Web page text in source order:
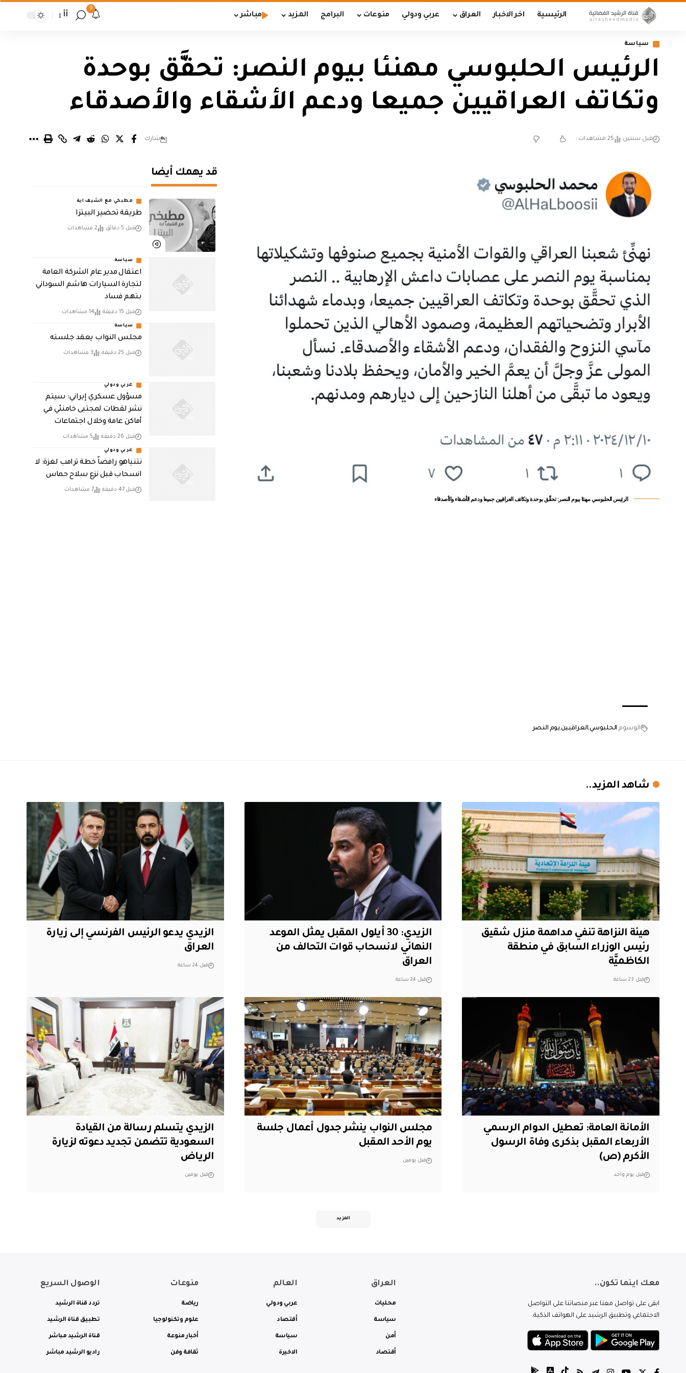
الرئيسية اخر الاخبار العراق عربي ودولي منوعات البرامج المزيد مباشر
9
أأ
سياسة
الرئيس الحلبوسي مهنئا بيوم النصر: تحقَّق بوحدة
وتكاتف العراقيين جميعا ودعم الأشقاء والأصدقاء
قبل سنتين 25 مشاهدات شارك
الرئيس الحلبوسي مهنئا بيوم النصر: تحقَّق بوحدة وتكاتف العراقيين جميعا ودعم الأشقاء والأصدقاء
الوسوم الحلبوسي العراقيين يوم النصر
قد يهمك أيضا
مطبخي مع الشيف اية
طريقة تحضير البيتزا
قبل 5 دقائق 2 مشاهدات
سياسة
اعتقال مدير عام الشركة العامة
لتجارة السيارات هاشم السوداني
بتهم فساد
قبل 15 دقيقة 14 مشاهدات
سياسة
مجلس النواب يعقد جلسته
قبل 25 دقيقة 3 مشاهدات
عربي ودولي
مسؤول عسكري إيراني: سيتم
نشر لقطات لمجتبى خامنئي في
أماكن عامة وخلال اجتماعات
قبل 26 دقيقة 5 مشاهدات
عربي ودولي
نتنياهو رافضاً خطة ترامب لغزة: لا
انسحاب قبل نزع سلاح حماس
قبل 47 دقيقة 7 مشاهدات
شاهد المزيد..
هيئة النزاهة تنفي مداهمة منزل شقيق
رئيس الوزراء السابق في منطقة
الكاظميَّة
قبل 23 ساعة
الزيدي: 30 أيلول المقبل يمثل الموعد
النهائي لانسحاب قوات التحالف من
العراق
قبل 24 ساعة
الزيدي يدعو الرئيس الفرنسي إلى زيارة
العراق
قبل 24 ساعة
الأمانة العامة: تعطيل الدوام الرسمي
الأربعاء المقبل بذكرى وفاة الرسول
الأكرم (ص)
قبل يوم واحد
مجلس النواب ينشر جدول أعمال جلسة
يوم الأحد المقبل
قبل يومين
الزيدي يتسلم رسالة من القيادة
السعودية تتضمن تجديد دعوته لزيارة
الرياض
قبل يومين
المزيد
معك اينما تكون..
ابقى على تواصل معنا عبر منصاتنا على التواصل
الاجتماعي وتطبيق الرشيد على الهواتف الذكية.
العراق
محليات
سياسة
أمن
أقتصاد
العالم
عربي ودولي
أقتصاد
سياسة
الاخيرة
منوعات
رياضة
علوم وتكنولوجيا
أخبار منوعة
ثقافة وفن
الوصول السريع
تردد قناة الرشيد
تطبيق قناة الرشيد
قناة الرشيد مباشر
راديو الرشيد مباشر